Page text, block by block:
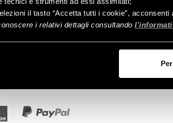
il tasto “Accetta tutti i cookie”,
i relativi dettagli consultando
e FAQ